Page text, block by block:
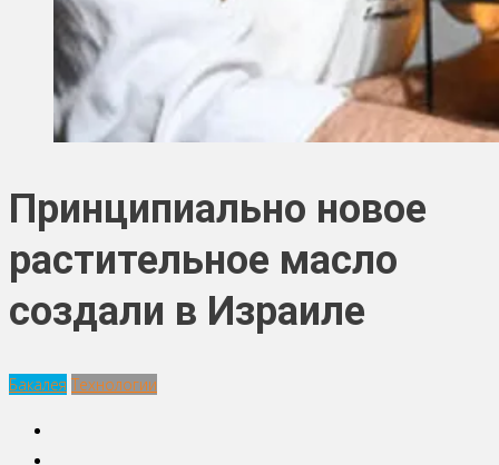
Принципиально новое
растительное масло
создали в Израиле
Бакалея Технологии